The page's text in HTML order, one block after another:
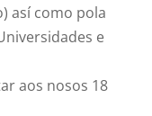
así como pola
e
aos nosos 18